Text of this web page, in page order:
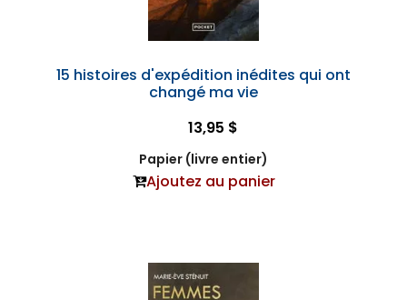
15 histoires d'expédition inédites qui ont
changé ma vie
13,95 $
Papier (livre entier)
Ajoutez au panier